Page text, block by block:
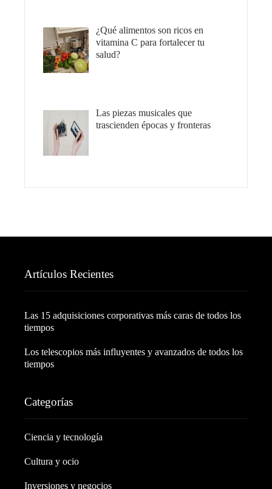
¿Qué alimentos son ricos en
vitamina C para fortalecer tu
salud?
Las piezas musicales que
trascienden épocas y fronteras
Artículos Recientes
Las 15 adquisiciones corporativas más caras de todos los
tiempos
Los telescopios más influyentes y avanzados de todos los
tiempos
Categorías
Ciencia y tecnología
Cultura y ocio
Inversiones y negocios